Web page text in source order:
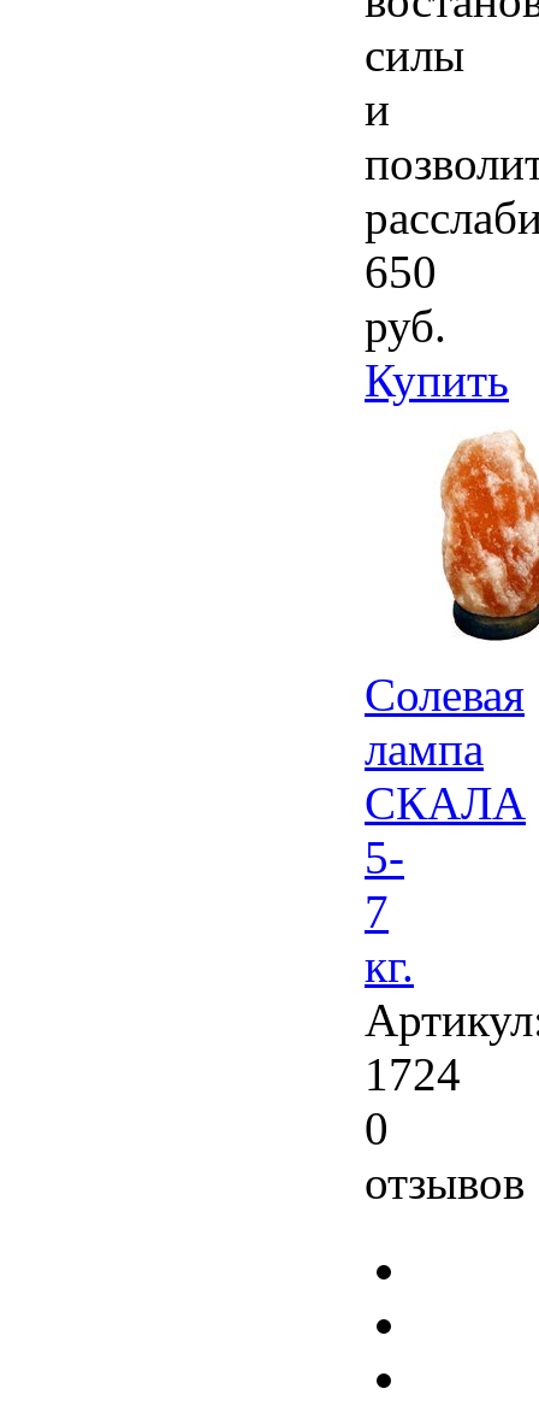
силы
и
650
руб.
Купить
Солевая
лампа
СКАЛА
5-
7
кг.
1724
0
отзывов